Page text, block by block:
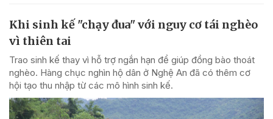
Khi sinh kế "chạy đua" với nguy cơ tái nghèo
vì thiên tai
Trao sinh kế thay vì hỗ trợ ngắn hạn để giúp đồng bào thoát
nghèo. Hàng chục nghìn hộ dân ở Nghệ An đã có thêm cơ
hội tạo thu nhập từ các mô hình sinh kế.